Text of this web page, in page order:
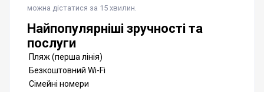
можна дістатися за 15 хвилин.
Найпопулярніші зручності та
послуги
Пляж (перша лінія)
Безкоштовний Wi-Fi
Сімейні номери